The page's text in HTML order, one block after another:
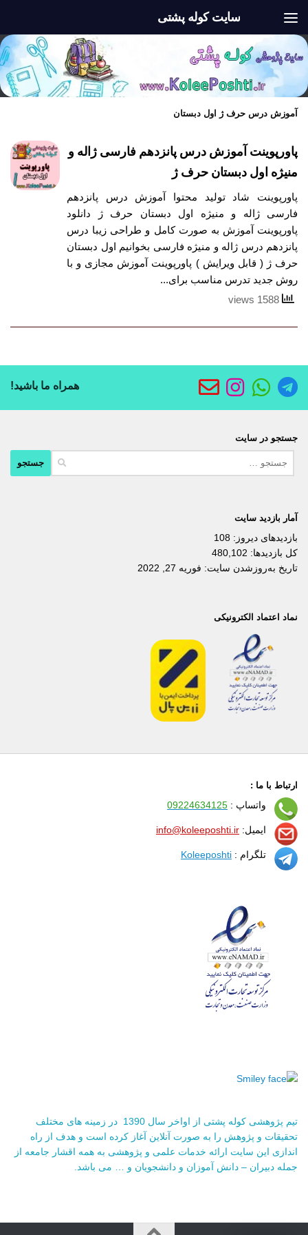
سایت کوله پشتی
آموزش درس حرف ژ اول دبستان
پاورپوینت آموزش درس پانزدهم فارسی ژاله و
منیژه اول دبستان حرف ژ
پاورپوینت شاد تولید محتوا آموزش درس پانزدهم
فارسی ژاله و منیژه اول دبستان حرف ژ دانلود
پاورپوینت آموزش به صورت کامل و طراحی زیبا درس
پانزدهم درس ژاله و منیژه فارسی بخوانیم اول دبستان
حرف ژ ( قابل ویرایش ) پاورپوینت آموزش مجازی و با
روش جدید تدرس مناسب برای...
همراه ما باشید!
جستجو در سایت
آمار بازدید سایت
بازدیدهای دیروز: 108
کل بازدیدها: 480,102
تاریخ به‌روزشدن سایت: فوریه 27, 2022
نماد اعتماد الکترونیکی
ارتباط با ما :
واتساپ : 09224634125
ایمیل: info@koleeposhti.ir
تلگرام : Koleeposhti
تیم پژوهشی کوله پشتی از اواخر سال 1390 در زمینه های مختلف
تحقیقات و پژوهش را به صورت آنلاین آغاز کرده است و هدف از راه
اندازی این سایت ارائه خدمات علمی و پژوهشی به همه اقشار جامعه از
جمله دبیران – دانش آموزان و دانشجویان و … می باشد.